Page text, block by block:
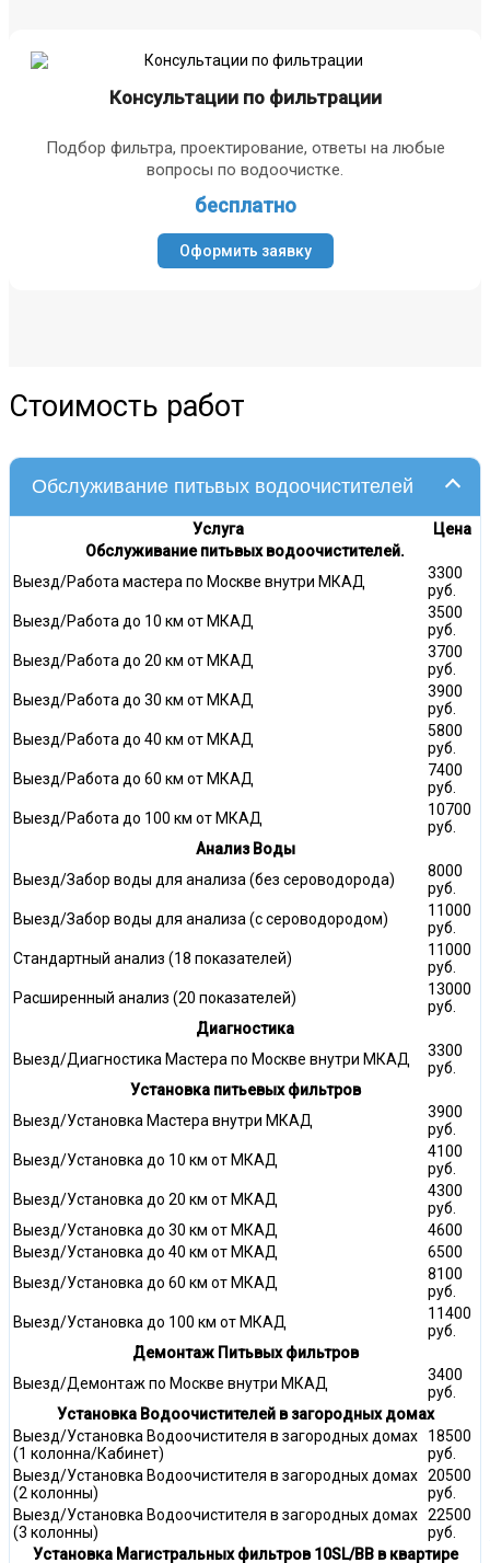
Консультации по фильтрации
Подбор фильтра, проектирование, ответы на любые
вопросы по водоочистке.
бесплатно
Оформить заявку
Стоимость работ
Обслуживание питьвых водоочистителей
Услуга
Цена
Обслуживание питьвых водоочистителей.
Выезд/Работа мастера по Москве внутри МКАД
3300
руб.
Выезд/Работа до 10 км от МКАД
3500
руб.
Выезд/Работа до 20 км от МКАД
3700
руб.
Выезд/Работа до 30 км от МКАД
3900
руб.
Выезд/Работа до 40 км от МКАД
5800
руб.
Выезд/Работа до 60 км от МКАД
7400
руб.
Выезд/Работа до 100 км от МКАД
10700
руб.
Анализ Воды
Выезд/Забор воды для анализа (без сероводорода)
8000
руб.
Выезд/Забор воды для анализа (с сероводородом)
11000
руб.
Стандартный анализ (18 показателей)
11000
руб.
Расширенный анализ (20 показателей)
13000
руб.
Диагностика
Выезд/Диагностика Мастера по Москве внутри МКАД
3300
руб.
Установка питьевых фильтров
Выезд/Установка Мастера внутри МКАД
3900
руб.
Выезд/Установка до 10 км от МКАД
4100
руб.
Выезд/Установка до 20 км от МКАД
4300
руб.
Выезд/Установка до 30 км от МКАД
4600
Выезд/Установка до 40 км от МКАД
6500
Выезд/Установка до 60 км от МКАД
8100
руб.
Выезд/Установка до 100 км от МКАД
11400
руб.
Демонтаж Питьвых фильтров
Выезд/Демонтаж по Москве внутри МКАД
3400
руб.
Установка Водоочистителей в загородных домах
Выезд/Установка Водоочистителя в загородных домах
(1 колонна/Кабинет)
18500
руб.
Выезд/Установка Водоочистителя в загородных домах
(2 колонны)
20500
руб.
Выезд/Установка Водоочистителя в загородных домах
(3 колонны)
22500
руб.
Установка Магистральных фильтров 10SL/ВВ в квартире